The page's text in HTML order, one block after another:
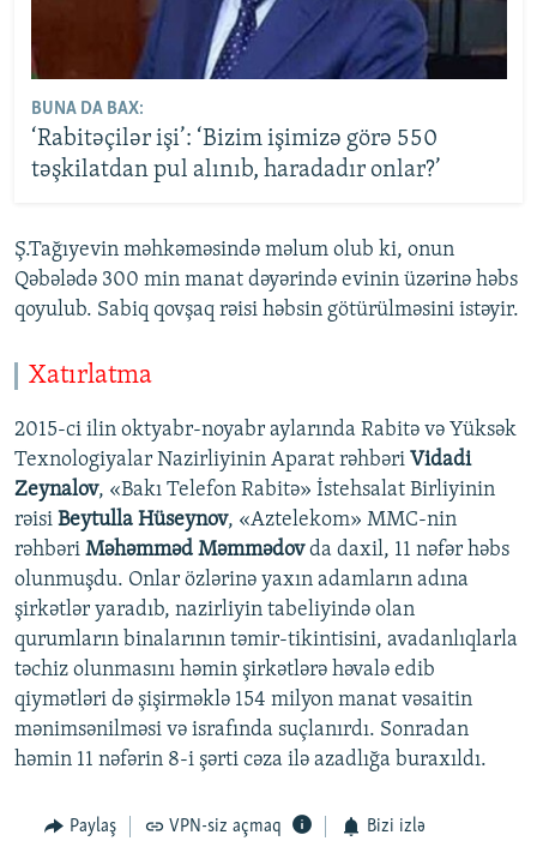
BUNA DA BAX:
‘Rabitəçilər işi’: ‘Bizim işimizə görə 550
təşkilatdan pul alınıb, haradadır onlar?’
Ş.Tağıyevin məhkəməsində məlum olub ki, onun
Qəbələdə 300 min manat dəyərində evinin üzərinə həbs
qoyulub. Sabiq qovşaq rəisi həbsin götürülməsini istəyir.
Xatırlatma
2015-ci ilin oktyabr-noyabr aylarında Rabitə və Yüksək
Texnologiyalar Nazirliyinin Aparat rəhbəri Vidadi
Zeynalov, «Bakı Telefon Rabitə» İstehsalat Birliyinin
rəisi Beytulla Hüseynov, «Aztelekom» MMC-nin
rəhbəri Məhəmməd Məmmədovda daxil, 11 nəfər həbs
olunmuşdu. Onlar özlərinə yaxın adamların adına
şirkətlər yaradıb, nazirliyin tabeliyində olan
qurumların binalarının təmir-tikintisini, avadanlıqlarla
təchiz olunmasını həmin şirkətlərə həvalə edib
qiymətləri də şişirməklə 154 milyon manat vəsaitin
mənimsənilməsi və israfında suçlanırdı. Sonradan
həmin 11 nəfərin 8-i şərti cəza ilə azadlığa buraxıldı.
Paylaş VPN-siz açmaq Bizi izlə